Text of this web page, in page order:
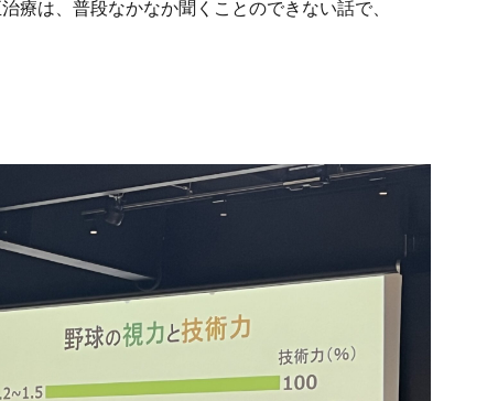
療は、普段なかなか聞くことのできない話で、